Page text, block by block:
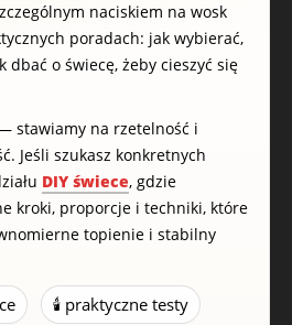
naciskiem na wosk
poradach: jak wybierać,
dbać o świecę, żeby cieszyć się
stawiamy na rzetelność i
Jeśli szukasz konkretnych
DIY świece, gdzie
kroki, proporcje i techniki, które
topienie i stabilny
🕯️ praktyczne testy